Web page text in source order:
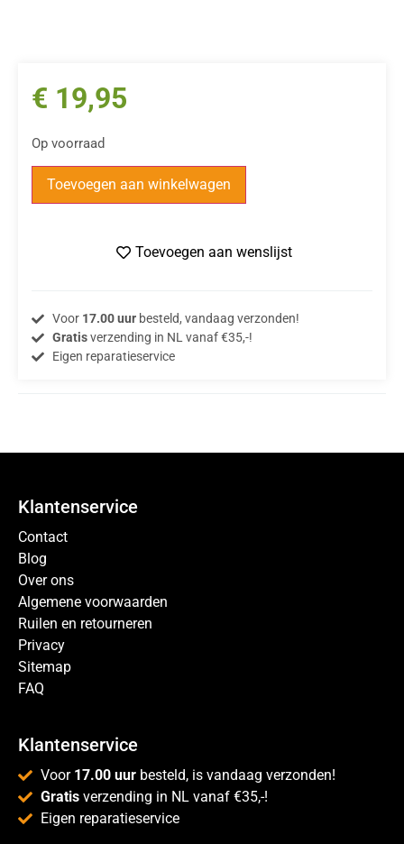
€ 19,95
Op voorraad
Toevoegen aan winkelwagen
Toevoegen aan wenslijst
Voor 17.00 uurbesteld, vandaag verzonden!
Gratisverzending in NL vanaf €35,-!
Eigen reparatieservice
Klantenservice
Contact
Blog
Over ons
Algemene voorwaarden
Ruilen en retourneren
Privacy
Sitemap
FAQ
Klantenservice
Voor 17.00 uur besteld, is vandaag verzonden!
Gratis verzending in NL vanaf €35,-!
Eigen reparatieservice